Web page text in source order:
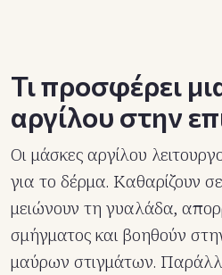
Τι προσφέρει
αργίλου στην
Οι μάσκες αργίλου
για το δέρμα. Καθαρίζουν
μειώνουν τη γυαλάδα,
σμήγματος και βοηθούν
μαύρων στιγμάτων.